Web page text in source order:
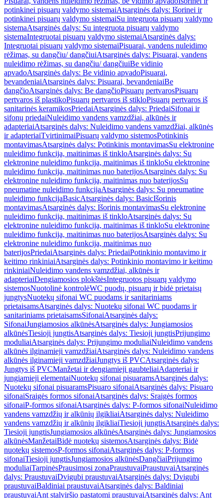
potinkinei pisuarų valdymo sistemaiAtsarginės dalys: Išorinei ir
potinkinei pisuarų valdymo sistemaiSu integruota pisuarų valdymo
sistemaAtsarginės dalys: Su integruota pisuarų valdymo
sistemaIntegruotai pisuarų valdymo sistemaiAtsarginės dalys:
Integruotai pisuarų valdymo sistemaiPisuarai, vandens nuleidimo
rėžimas, su dangčiu/ dangčiuiAtsarginės dalys: Pisuarai, vandens
nuleidimo rėžimas, su dangčiu/ dangčiuiBe vidinio
apvadoAtsarginės dalys: Be vidinio apvadoPisuarai,
bevandeniaiAtsarginės dalys: Pisuarai, bevandeniaiBe
dangčioAtsarginės dalys: Be dangčioPisuarų pertvarosPisuarų
pertvaros iš plastikoPisuarų pertvaros iš stikloPisuarų pertvaros iš
sanitarinės keramikosPriedaiAtsarginės dalys: PriedaiSifonai ir
sifonų priedaiNuleidimo vandens vamzdžiai, alkūnės ir
adapteriaiAtsarginės dalys: Nuleidimo vandens vamzdžiai, alkūnės
ir adapteriaiTvirtinimaiPisuarų valdymo sistemosPotinkinis
montavimasAtsarginės dalys: Potinkinis montavimasSu elektronine
nuleidimo funkcija, maitinimas iš tinkloAtsarginės dalys: Su
elektronine nuleidimo funkcija, maitinimas iš tinkloSu elektronine
nuleidimo funkcija, maitinimas nuo baterijosAtsarginės dalys: Su
elektronine nuleidimo funkcija, maitinimas nuo baterijosSu
pneumatine nuleidimo funkcijaAtsarginės dalys: Su pneumatine
nuleidimo funkcijaBasicAtsarginės dalys: BasicIšorinis
montavimasAtsarginės dalys: Išorinis montavimasSu elektronine
nuleidimo funkcija, maitinimas iš tinkloAtsarginės dalys: Su
elektronine nuleidimo funkcija, maitinimas iš tinkloSu elektronine
nuleidimo funkcija, maitinimas nuo baterijosAtsarginės dalys: Su
elektronine nuleidimo funkcija, maitinimas nuo
baterijosPriedaiAtsarginės dalys: PriedaiPotinkinio montavimo ir
keitimo rinkiniaiAtsarginės dalys: Potinkinio montavimo ir keitimo
rinkiniaiNuleidimo vandens vamzdžiai, alkūnės ir
adapteriaiDengiamosios plokštėsIntegruotos pisuarų valdymo
sistemosNuotolinė kontrolėWC puodų, pisuarų ir bidė prietaisų
jungtysNuotekų sifonai WC puodams ir sanitariniams
prietaisamsAtsarginės dalys: Nuotekų sifonai WC puodams ir
sanitariniams prietaisamsSifonaiAtsarginės dalys:
SifonaiJungiamosios alkūnėsAtsarginės dalys: Jungiamosios
alkūnėsTiesioji jungtisAtsarginės dalys: Tiesioji jungtisPrijungimo
moduliaiAtsarginės dalys: Prijungimo moduliaiNuleidimo vandens
alkūnės ilginamieji vamzdžiaiAtsarginės dalys: Nuleidimo vandens
alkūnės ilginamieji vamzdžiaiJungtys iš PVCAtsarginės dalys:
Jungtys iš PVCManžetai ir dengiamieji gaubteliaiAdapteriai ir
jungiamieji elementaiNuotekų sifonai pisuaramsAtsarginės dalys:
Nuotekų sifonai pisuaramsPisuaro sifonaiAtsarginės dalys: Pisuaro
sifonaiSraigės formos sifonaiAtsarginės dalys: Sraigės formos
sifonaiP-formos sifonaiAtsarginės dalys: P-formos sifonaiNuleidimo
vandens vamzdžių ir alkūnių ilgikliaiAtsarginės dalys: Nuleidimo
vandens vamzdžių ir alkūnių ilgikliaiTiesioji jungtisAtsarginės dalys:
Tiesioji jungtisJungiamosios alkūnėsAtsarginės dalys: Jungiamosios
alkūnėsManžetaiBidė nuotekų sistemosAtsarginės dalys: Bidė
nuotekų sistemosP-formos sifonaiAtsarginės dalys: P-formos
sifonaiTiesioji jungtisJungiamosios alkūnėsDangčiaiPrijungimo
moduliaiTarpinėsPrausimosi zonaPraustuvaiPraustuvaiAtsarginės
dalys: PraustuvaiDvigubi praustuvaiAtsarginės dalys: Dvigubi
praustuvaiBaldiniai praustuvaiAtsarginės dalys: Baldiniai
praustuvaiAnt stalviršio pastatomi praustuvaiAtsarginės dalys: Ant